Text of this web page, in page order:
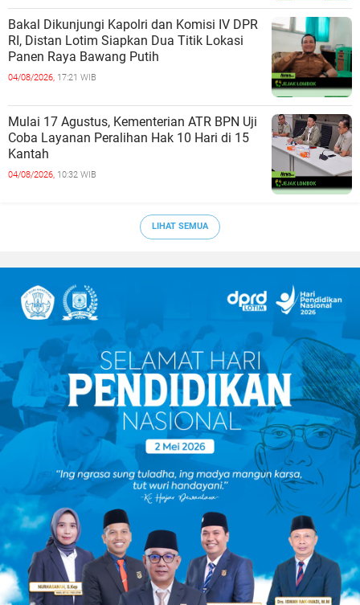
Bakal Dikunjungi Kapolri dan Komisi IV DPR
RI, Distan Lotim Siapkan Dua Titik Lokasi
Panen Raya Bawang Putih
04/08/2026, 17:21 WIB
Mulai 17 Agustus, Kementerian ATR BPN Uji
Coba Layanan Peralihan Hak 10 Hari di 15
Kantah
04/08/2026, 10:32 WIB
LIHAT SEMUA